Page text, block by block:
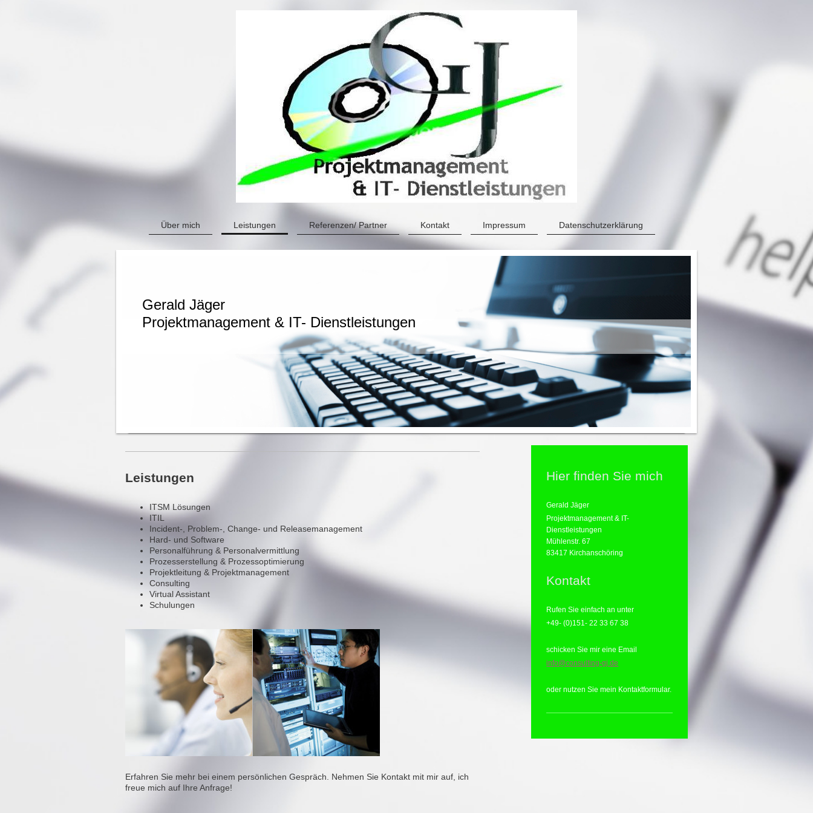
Über mich Leistungen Referenzen/ Partner Kontakt Impressum Datenschutzerklärung
Gerald Jäger
Projektmanagement & IT- Dienstleistungen
Leistungen
ITSM Lösungen
ITIL
Incident-, Problem-, Change- und Releasemanagement
Hard- und Software
Personalführung & Personalvermittlung
Prozesserstellung & Prozessoptimierung
Projektleitung & Projektmanagement
Consulting
Virtual Assistant
Schulungen
Erfahren Sie mehr bei einem persönlichen Gespräch. Nehmen Sie Kontakt mit mir auf, ich
freue mich auf Ihre Anfrage!
Hier finden Sie mich
Gerald Jäger
Projektmanagement & IT-
Dienstleistungen
Mühlenstr. 67
83417 Kirchanschöring
Kontakt
Rufen Sie einfach an unter
+49- (0)151- 22 33 67 38
schicken Sie mir eine Email
info@consulting-gj.de
oder nutzen Sie mein Kontaktformular.